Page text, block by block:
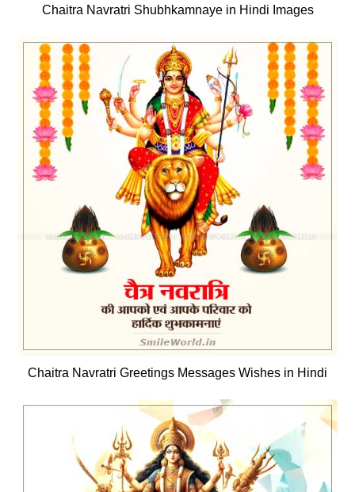
Chaitra Navratri Shubhkamnaye in Hindi Images
Chaitra Navratri Greetings Messages Wishes in Hindi